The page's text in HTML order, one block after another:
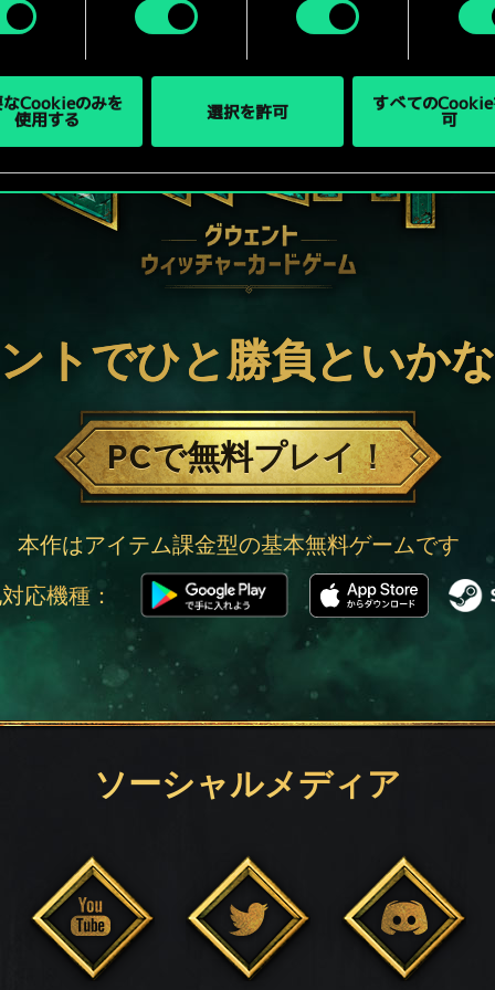
Cookieのみを
使用する 選択を許可 すべての
可
トでひと勝負といか
PCで無料プレイ！
本作はアイテム課金型の基本無料ゲームです
応機種：
ソーシャルメディア